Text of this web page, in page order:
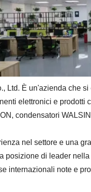
Ltd. È un'azienda che
elettronici e prodotti
condensatori
nel settore e una
posizione di leader
internazionali note e